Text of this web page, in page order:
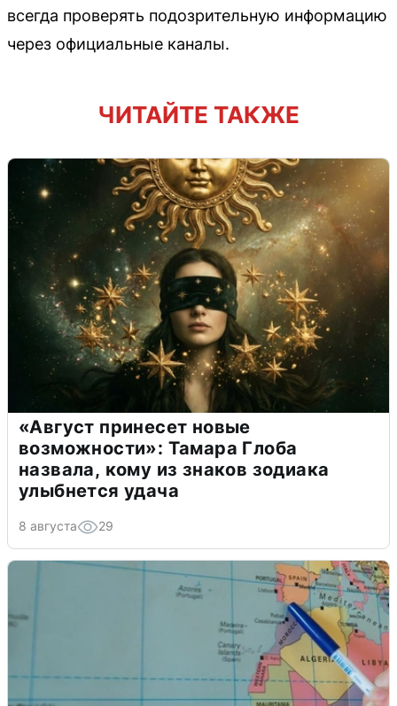
всегда проверять подозрительную информацию
через официальные каналы.
ЧИТАЙТЕ ТАКЖЕ
«Август принесет новые
возможности»: Тамара Глоба
назвала, кому из знаков зодиака
улыбнется удача
8 августа 29